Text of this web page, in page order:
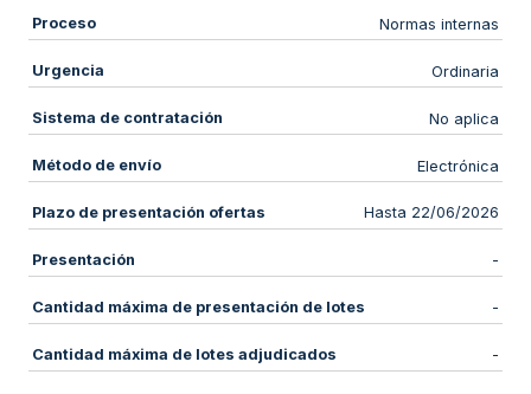
Proceso Normas internas
Urgencia Ordinaria
Sistema de contratación No aplica
Método de envío Electrónica
Plazo de presentación ofertas Hasta 22/06/2026
Presentación -
Cantidad máxima de presentación de lotes -
Cantidad máxima de lotes adjudicados -